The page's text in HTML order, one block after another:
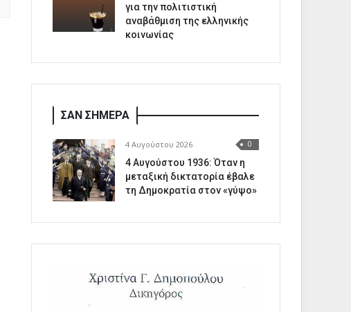
για την πολιτιστική
αναβάθμιση της ελληνικής
κοινωνίας
ΣΑΝ ΣΗΜΕΡΑ
4 Αυγούστου 2026 0
4 Αυγούστου 1936: Όταν η
μεταξική δικτατορία έβαλε
τη Δημοκρατία στον «γύψο»